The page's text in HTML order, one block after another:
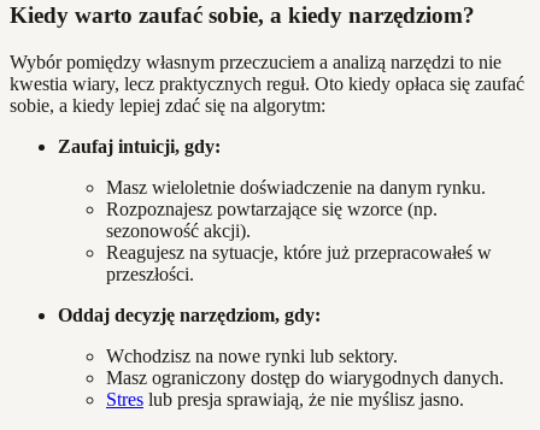
Kiedy warto zaufać sobie, a kiedy narzędziom?
Wybór pomiędzy własnym przeczuciem a analizą narzędzi to nie
kwestia wiary, lecz praktycznych reguł. Oto kiedy opłaca się zaufać
sobie, a kiedy lepiej zdać się na algorytm:
Zaufaj intuicji, gdy:
Masz wieloletnie doświadczenie na danym rynku.
Rozpoznajesz powtarzające się wzorce (np.
sezonowość akcji).
Reagujesz na sytuacje, które już przepracowałeś w
przeszłości.
Oddaj decyzję narzędziom, gdy:
Wchodzisz na nowe rynki lub sektory.
Masz ograniczony dostęp do wiarygodnych danych.
Stres lub presja sprawiają, że nie myślisz jasno.